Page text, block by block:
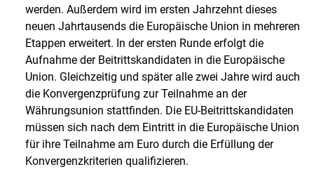
werden. Außerdem wird im ersten Jahrzehnt dieses
neuen Jahrtausends die Europäische Union in mehreren
Etappen erweitert. In der ersten Runde erfolgt die
Aufnahme der Beitrittskandidaten in die Europäische
Union. Gleichzeitig und später alle zwei Jahre wird auch
die Konvergenzprüfung zur Teilnahme an der
Währungsunion stattfinden. Die EU-Beitrittskandidaten
müssen sich nach dem Eintritt in die Europäische Union
für ihre Teilnahme am Euro durch die Erfüllung der
Konvergenzkriterien qualifizieren.